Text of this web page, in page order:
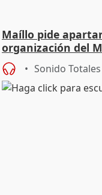
Maíllo pide
organización del
Sonido Totales